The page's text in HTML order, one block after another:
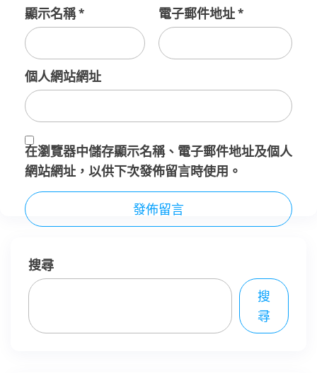
顯示名稱* 電子郵件地址*
個人網站網址
在瀏覽器中儲存顯示名稱、電子郵件地址及個人
網站網址，以供下次發佈留言時使用。
搜尋
搜
尋